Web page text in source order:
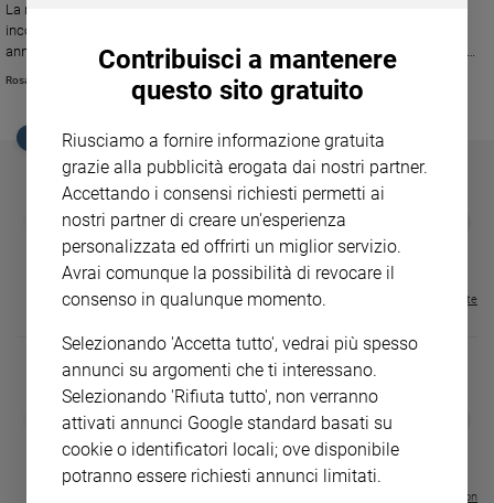
e
Diritti
Aziende
settimana
Migranti
Diversità
inclusione
Cultura
La responsabilità è il tema attorno a cui ruota la rassegna di Sarzana, tra
incontri, spettacoli, laboratori, anche rivolti ai più piccoli. Tra gli ospiti
annunciati, Massimo Recalcati, Melania Mazzucco e Simonetta Agnello-
Hornby.
Rosanna Biffi
EDICOLA SAN PAOLO
GBABY
€ 21,90
FAMIGLIA CRISTIANA
€ 104,00
Visualizza tutte le riviste
LE GRANDI BASILICHE ITALIANE
- VOL DA 1 AL 5
€ 64,50
€ 8,90
- € 8,90
Visualizza tutte le collection
Contribuisci a mantenere
questo sito gratuito
Riusciamo a fornire informazione gratuita
grazie alla pubblicità erogata dai nostri partner.
Accettando i consensi richiesti permetti ai
nostri partner di creare un'esperienza
personalizzata ed offrirti un miglior servizio.
Avrai comunque la possibilità di revocare il
consenso in qualunque momento.
Selezionando 'Accetta tutto', vedrai più spesso
annunci su argomenti che ti interessano.
Selezionando 'Rifiuta tutto', non verranno
attivati annunci Google standard basati su
cookie o identificatori locali; ove disponibile
potranno essere richiesti annunci limitati.